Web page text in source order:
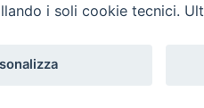
i soli cookie tecnici.